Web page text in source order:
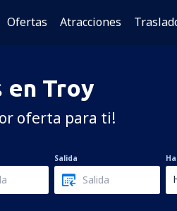
Ofertas Atracciones
en Troy
oferta para ti!
Salida